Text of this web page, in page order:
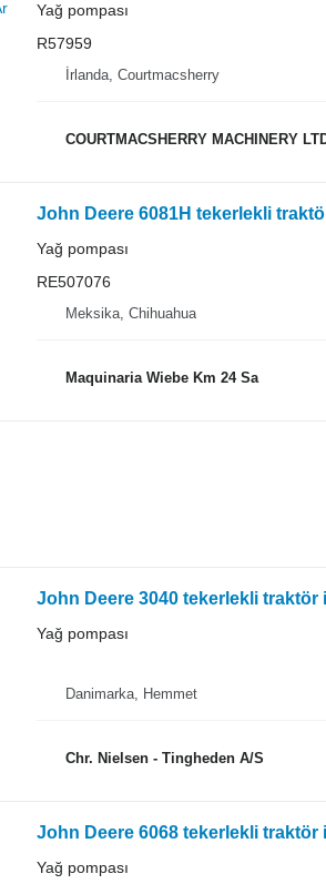
Yağ pompası
R57959
İrlanda, Courtmacsherry
COURTMACSHERRY MACHINERY
John Deere 6081H tekerlekli
Yağ pompası
RE507076
Meksika, Chihuahua
Maquinaria Wiebe Km 24 Sa
John Deere 3040 tekerlekli traktör
Yağ pompası
Danimarka, Hemmet
Chr. Nielsen - Tingheden A/S
John Deere 6068 tekerlekli traktör
Yağ pompası